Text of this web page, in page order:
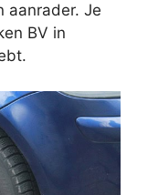
aanrader. Je
BV in